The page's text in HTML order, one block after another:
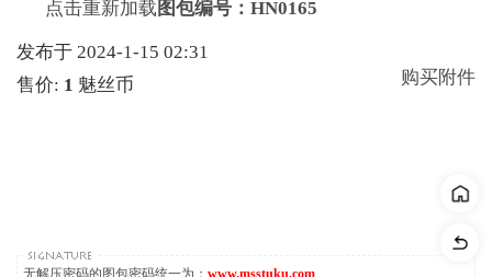
点击重新加载 图包编号：HN0165
发布于 2024-1-15 02:31
售价: 1 魅丝币 购买附件
无解压密码的图包密码统一为： www.msstuku.com